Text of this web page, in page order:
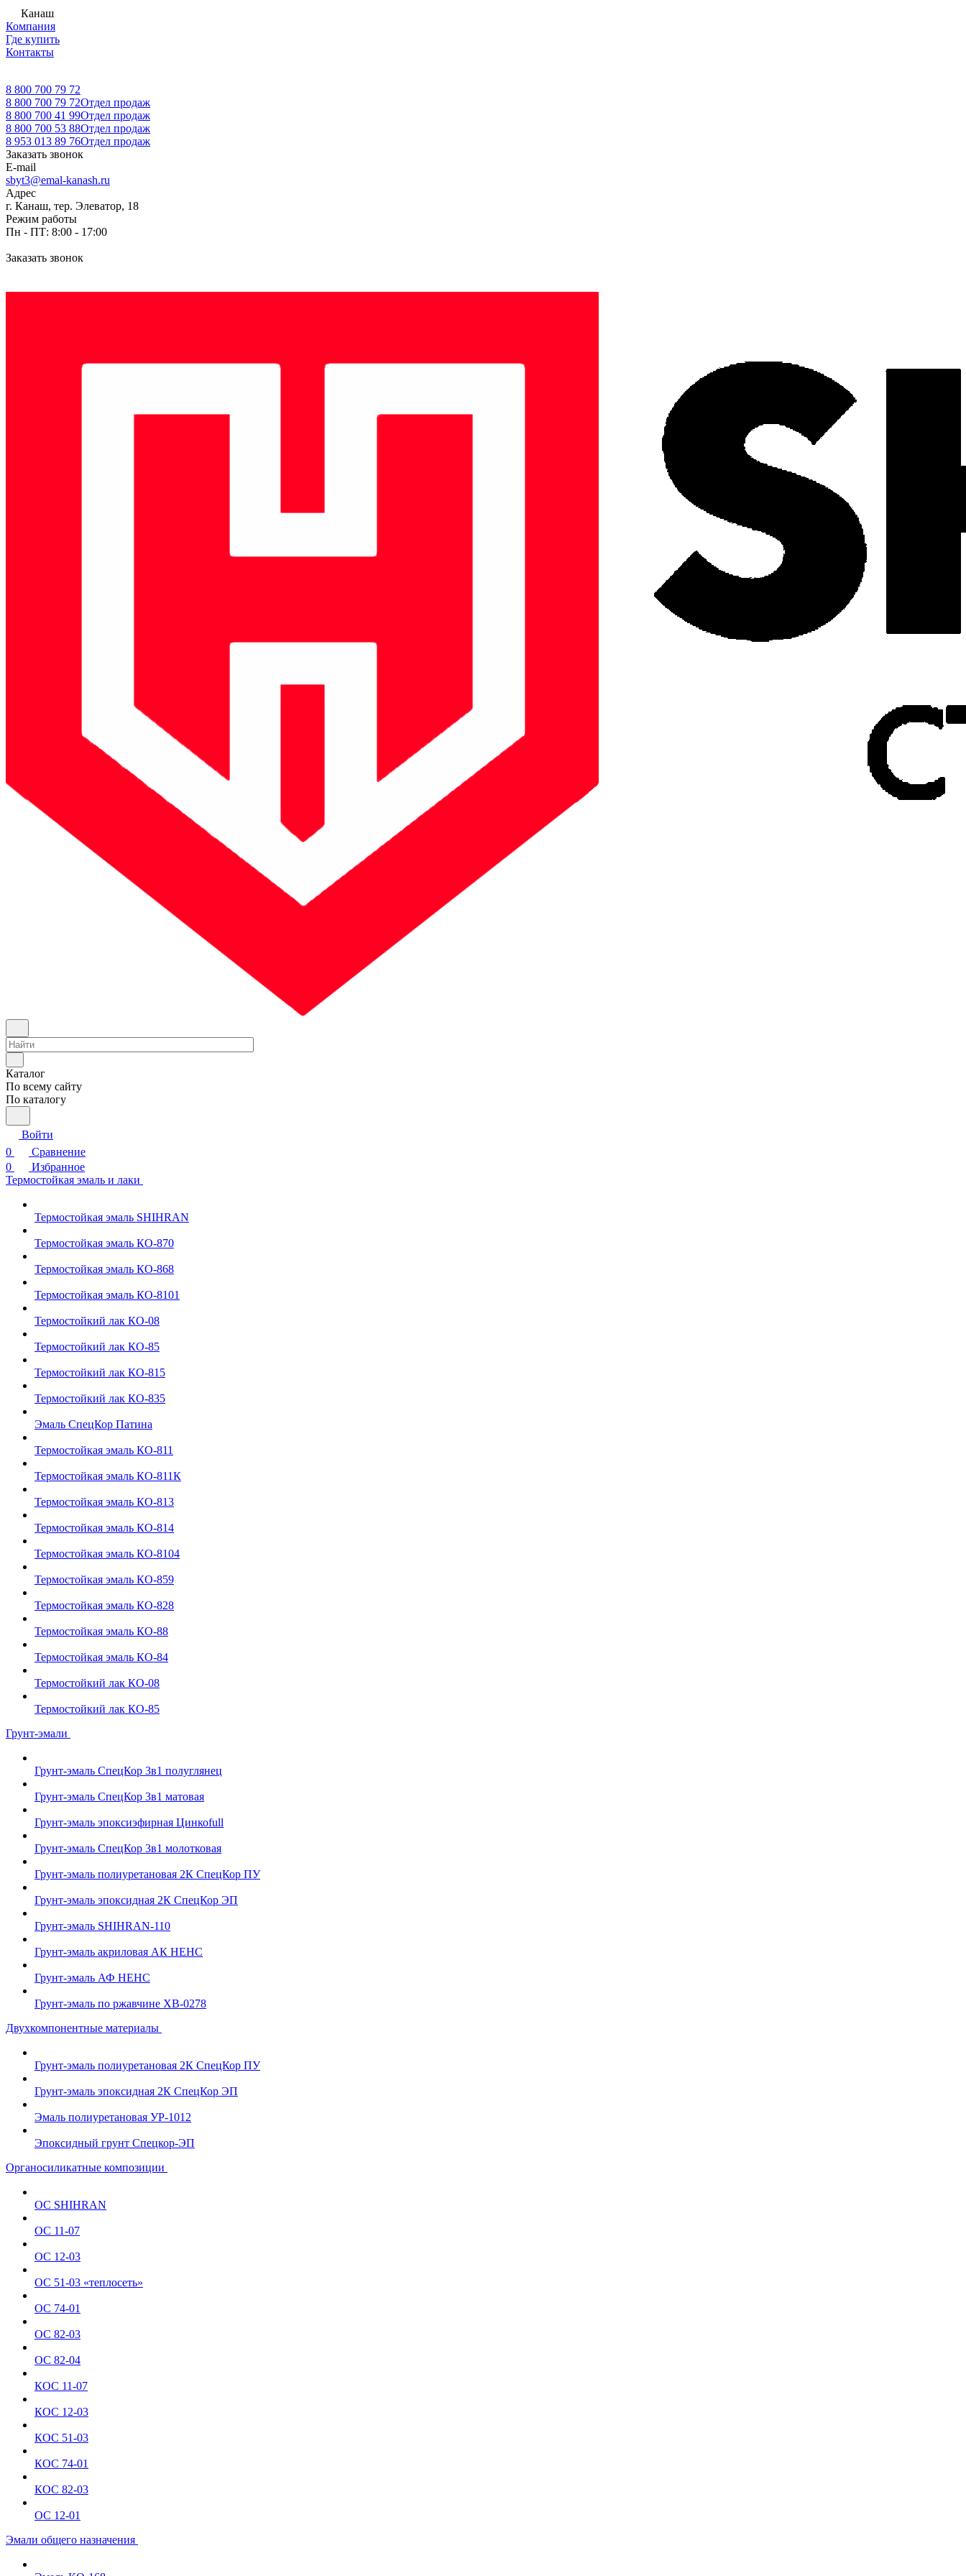
Канаш
Компания
Где купить
Контакты
8 800 700 79 72
8 800 700 79 72Отдел продаж
8 800 700 41 99Отдел продаж
8 800 700 53 88Отдел продаж
8 953 013 89 76Отдел продаж
Заказать звонок
E-mail
sbyt3@emal-kanash.ru
Адрес
г. Канаш, тер. Элеватор, 18
Режим работы
Пн - ПТ: 8:00 - 17:00
Заказать звонок
Каталог
По всему сайту
По каталогу
Войти
0
Сравнение
0
Избранное
Термостойкая эмаль и лаки
Термостойкая эмаль SHIHRAN
Термостойкая эмаль КО-870
Термостойкая эмаль КО-868
Термостойкая эмаль КО-8101
Термостойкий лак КО-08
Термостойкий лак КО-85
Термостойкий лак КО-815
Термостойкий лак КО-835
Эмаль СпецКор Патина
Термостойкая эмаль КО-811
Термостойкая эмаль КО-811К
Термостойкая эмаль КО-813
Термостойкая эмаль КО-814
Термостойкая эмаль КО-8104
Термостойкая эмаль КО-859
Термостойкая эмаль КО-828
Термостойкая эмаль КО-88
Термостойкая эмаль КО-84
Термостойкий лак КО-08
Термостойкий лак КО-85
Грунт-эмали
Грунт-эмаль СпецКор 3в1 полуглянец
Грунт-эмаль СпецКор 3в1 матовая
Грунт-эмаль эпоксиэфирная Цинкоfull
Грунт-эмаль СпецКор 3в1 молотковая
Грунт-эмаль полиуретановая 2К СпецКор ПУ
Грунт-эмаль эпоксидная 2К СпецКор ЭП
Грунт-эмаль SHIHRAN-110
Грунт-эмаль акриловая АК НЕНС
Грунт-эмаль АФ НЕНС
Грунт-эмаль по ржавчине ХВ-0278
Двухкомпонентные материалы
Грунт-эмаль полиуретановая 2К СпецКор ПУ
Грунт-эмаль эпоксидная 2К СпецКор ЭП
Эмаль полиуретановая УР-1012
Эпоксидный грунт Спецкор-ЭП
Органосиликатные композиции
ОС SHIHRAN
ОС 11-07
ОС 12-03
ОС 51-03 «теплосеть»
ОС 74-01
ОС 82-03
ОС 82-04
КОС 11-07
КОС 12-03
КОС 51-03
КОС 74-01
КОС 82-03
ОС 12-01
Эмали общего назначения